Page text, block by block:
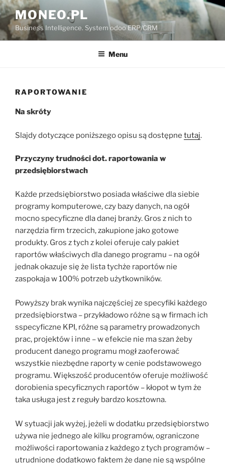
Przejdź
do
treści
MONEO.PL
Business Intelligence. System odoo ERP/CRM
Menu
RAPORTOWANIE
Na skróty
Slajdy dotyczące poniższego opisu są dostępne tutaj.
Przyczyny trudności dot. raportowania w
przedsiębiorstwach
Każde przedsiębiorstwo posiada właściwe dla siebie
programy komputerowe, czy bazy danych, na ogół
mocno specyficzne dla danej branży. Gros z nich to
narzędzia firm trzecich, zakupione jako gotowe
produkty. Gros z tych z kolei oferuje caly pakiet
raportów właściwych dla danego programu – na ogół
jednak okazuje się że lista tychże raportów nie
zaspokaja w 100% potrzeb użytkowników.
Powyższy brak wynika najczęściej ze specyfiki każdego
przedsiębiorstwa – przykładowo różne są w firmach ich
sspecyficzne KPI, różne są parametry prowadzonych
prac, projektów i inne – w efekcie nie ma szan żeby
producent danego programu mogł zaoferować
wszystkie niezbędne raporty w cenie podstawowego
programu. Większość producentów oferuje możliwość
dorobienia specyficznych raportów – kłopot w tym że
taka usługa jest z reguły bardzo kosztowna.
W sytuacji jak wyżej, jeżeli w dodatku przedsiębiorstwo
używa nie jednego ale kilku programów, ograniczone
możliwości raportowania z każdego z tych programów –
utrudnione dodatkowo faktem że dane nie są wspólne